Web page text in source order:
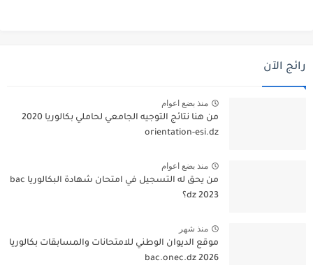
رائج الآن
منذ بضع اعوام
من هنا نتائج التوجيه الجامعي لحاملي بكالوريا 2020
orientation-esi.dz
منذ بضع اعوام
من يحق له التسجيل في امتحان شهادة البكالوريا bac
dz 2023؟
منذ شهر
موقع الديوان الوطني للامتحانات والمسابقات بكالوريا
2026 bac.onec.dz